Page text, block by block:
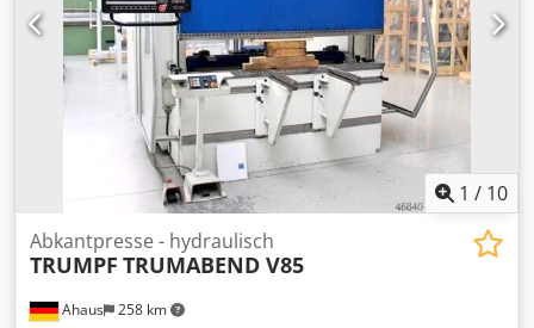
1 / 10
Ahaus 258 km
Abkantpresse - hydraulisch
TRUMPF TRUMABEND V85